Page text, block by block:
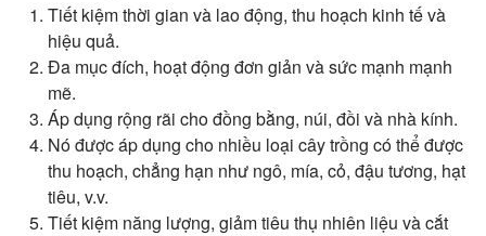
Tiết kiệm thời gian và lao động, thu hoạch kinh tế và
hiệu quả.
Đa mục đích, hoạt động đơn giản và sức mạnh mạnh
mẽ.
Áp dụng rộng rãi cho đồng bằng, núi, đồi và nhà kính.
Nó được áp dụng cho nhiều loại cây trồng có thể được
thu hoạch, chẳng hạn như ngô, mía, cỏ, đậu tương, hạt
tiêu, v.v.
Tiết kiệm năng lượng, giảm tiêu thụ nhiên liệu và cắt